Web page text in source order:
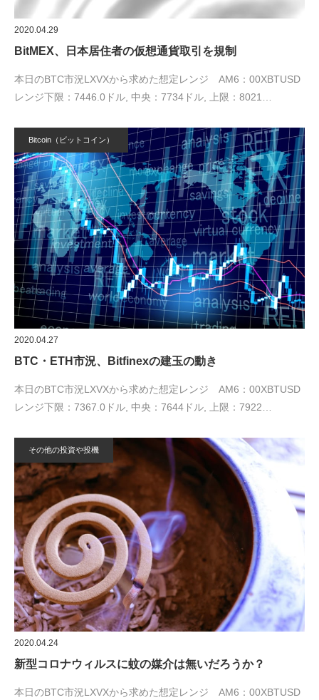
2020.04.29
BitMEX、日本居住者の仮想通貨取引を規制
本日のBTC市況LXVXから求めた想定レンジ AM6：00XBTUSD
レンジ下限：7446.0ドル, 中央：7734ドル, 上限：8021…
Bitcoin（ビットコイン）
2020.04.27
BTC・ETH市況、Bitfinexの建玉の動き
本日のBTC市況LXVXから求めた想定レンジ AM6：00XBTUSD
レンジ下限：7367.0ドル, 中央：7644ドル, 上限：7922…
その他の投資や投機
2020.04.24
新型コロナウィルスに蚊の媒介は無いだろうか？
本日のBTC市況LXVXから求めた想定レンジ AM6：00XBTUSD